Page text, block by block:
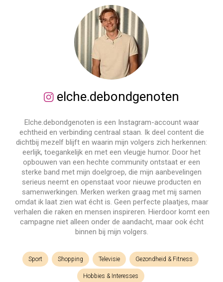
elche.debondgenoten
Elche.debondgenoten is een Instagram-account waar
echtheid en verbinding centraal staan. Ik deel content die
dichtbij mezelf blijft en waarin mijn volgers zich herkennen:
eerlijk, toegankelijk en met een vleugje humor. Door het
opbouwen van een hechte community ontstaat er een
sterke band met mijn doelgroep, die mijn aanbevelingen
serieus neemt en openstaat voor nieuwe producten en
samenwerkingen. Merken werken graag met mij samen
omdat ik laat zien wat écht is. Geen perfecte plaatjes, maar
verhalen die raken en mensen inspireren. Hierdoor komt een
campagne niet alleen onder de aandacht, maar ook écht
binnen bij mijn volgers.
Sport Shopping Televisie Gezondheid & Fitness
Hobbies & Interesses